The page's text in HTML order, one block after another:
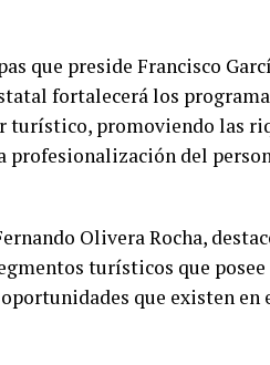
que preside Francisco
fortalecerá los
turístico, promoviendo las
profesionalización del
Olivera Rocha,
turísticos que posee
que existen en